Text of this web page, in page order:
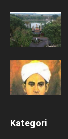
Kategori